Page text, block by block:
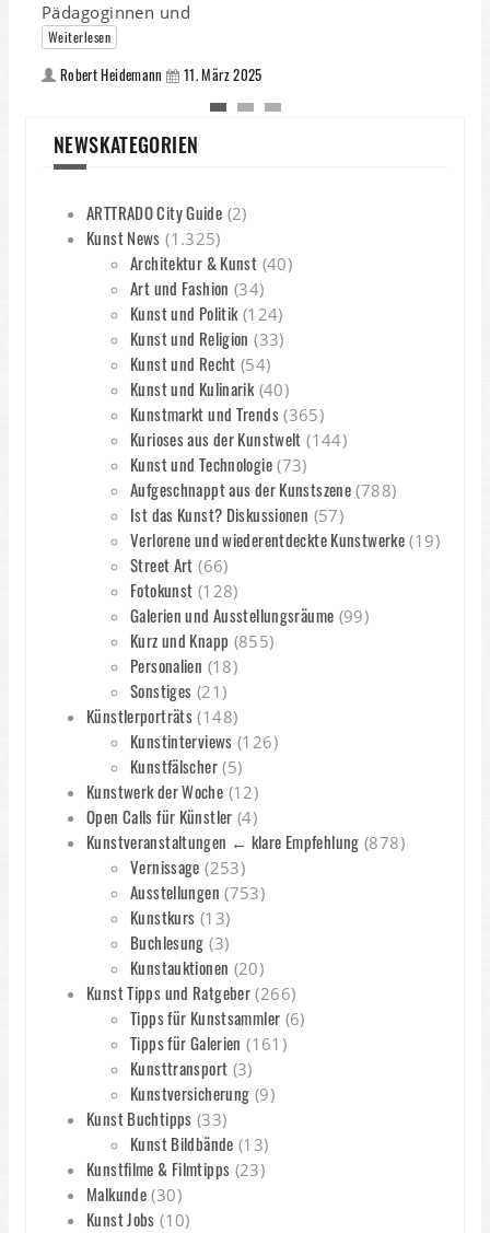
Pädagoginnen und
Weiterlesen
Robert Heidemann 11. März 2025
NEWSKATEGORIEN
ARTTRADO City Guide (2)
Kunst News (1.325)
Architektur & Kunst (40)
Art und Fashion (34)
Kunst und Politik(124)
Kunst und Religion (33)
Kunst und Recht (54)
Kunst und Kulinarik(40)
Kunstmarkt und Trends(365)
Kurioses aus der Kunstwelt (144)
Kunst und Technologie(73)
Aufgeschnappt aus der Kunstszene (788)
Ist das Kunst? Diskussionen (57)
Verlorene und wiederentdeckte Kunstwerke (19)
Street Art (66)
Fotokunst (128)
Galerien und Ausstellungsräume (99)
Kurz und Knapp (855)
Personalien (18)
Sonstiges (21)
Künstlerporträts (148)
Kunstinterviews (126)
Kunstfälscher(5)
Kunstwerk der Woche (12)
Open Calls für Künstler (4)
Kunstveranstaltungen ← klare Empfehlung (878)
Vernissage (253)
Ausstellungen (753)
Kunstkurs (13)
Buchlesung (3)
Kunstauktionen (20)
Kunst Tipps und Ratgeber (266)
Tipps für Kunstsammler (6)
Tipps für Galerien (161)
Kunsttransport (3)
Kunstversicherung (9)
Kunst Buchtipps (33)
Kunst Bildbände (13)
Kunstfilme & Filmtipps (23)
Malkunde (30)
Kunst Jobs (10)